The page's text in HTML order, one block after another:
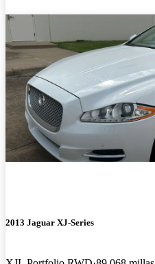
2013 Jaguar XJ-Series